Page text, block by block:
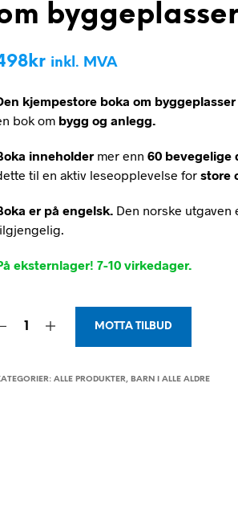
I
N
N
P
O
T
H
A
D
kr inkl. MVA
kjempestore boka om byggeplasser
bok om bygg og anlegg.
inneholdermer enn60 bevegelige
til en aktiv leseopplevelse for store
er på engelsk. Den norske utgaven
eksternlager! 7-10 virkedager.
MOTTA TILBUD
ALLE PRODUKTER, BARN I ALLE ALDRE